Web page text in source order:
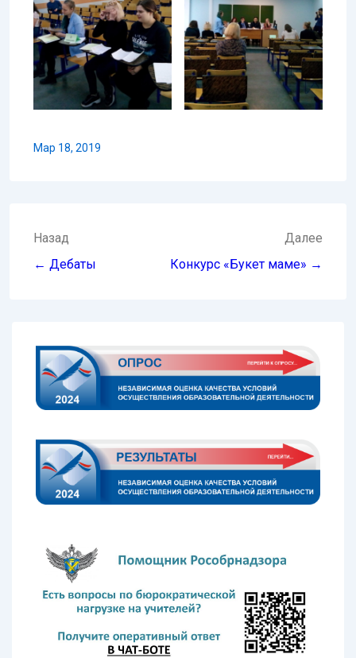
Мар 18, 2019
Навигация
по
Назад
← Дебаты
Далее
Конкурс «Букет маме» →